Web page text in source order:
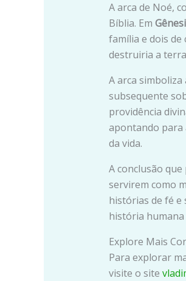
A arca de Noé,
Bíblia. Em
família e dois de
destruiria a
A arca simboliza
subsequente
providência
apontando para
da vida.
A conclusão
servirem como
histórias de fé e
história humana
Explore Mais
Para explorar
visite o site